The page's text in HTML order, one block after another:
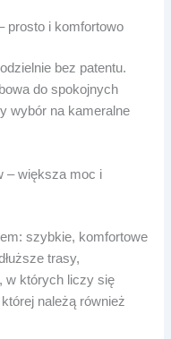
prosto i komfortowo
bez patentu.
do spokojnych
wybór na kameralne
– większa moc i
szybkie, komfortowe
trasy,
w których liczy się
należą również